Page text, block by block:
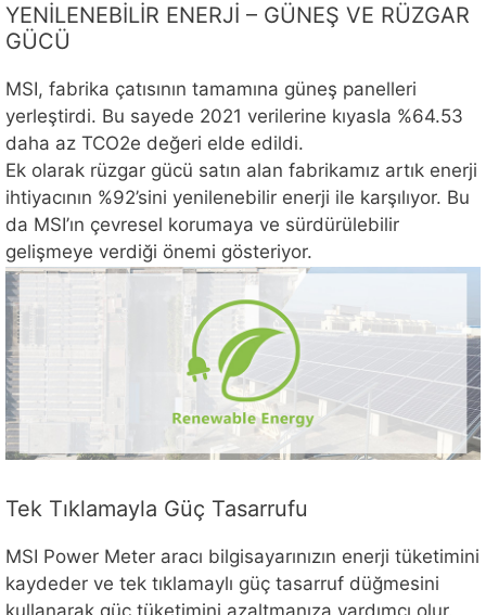
YENİLENEBİLİR ENERJİ – GÜNEŞ VE RÜZGAR
GÜCÜ
MSI, fabrika çatısının tamamına güneş panelleri
yerleştirdi. Bu sayede 2021 verilerine kıyasla %64.53
daha az TCO2e değeri elde edildi.
Ek olarak rüzgar gücü satın alan fabrikamız artık enerji
ihtiyacının %92’sini yenilenebilir enerji ile karşılıyor. Bu
da MSI’ın çevresel korumaya ve sürdürülebilir
gelişmeye verdiği önemi gösteriyor.
Tek Tıklamayla Güç Tasarrufu
MSI Power Meter aracı bilgisayarınızın enerji tüketimini
kaydeder ve tek tıklamaylı güç tasarruf düğmesini